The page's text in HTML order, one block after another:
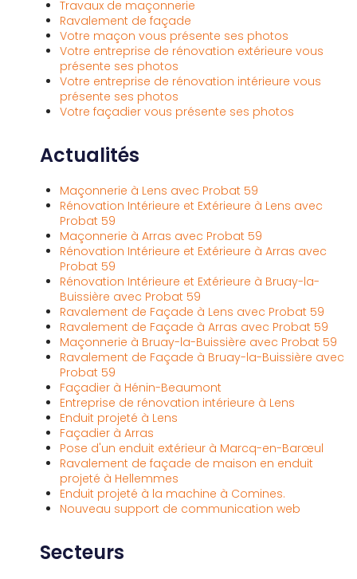
Travaux de maçonnerie
Ravalement de façade
Votre maçon vous présente ses photos
Votre entreprise de rénovation extérieure vous
présente ses photos
Votre entreprise de rénovation intérieure vous
présente ses photos
Votre façadier vous présente ses photos
Actualités
Maçonnerie à Lens avec Probat 59
Rénovation Intérieure et Extérieure à Lens avec
Probat 59
Maçonnerie à Arras avec Probat 59
Rénovation Intérieure et Extérieure à Arras avec
Probat 59
Rénovation Intérieure et Extérieure à Bruay-la-
Buissière avec Probat 59
Ravalement de Façade à Lens avec Probat 59
Ravalement de Façade à Arras avec Probat 59
Maçonnerie à Bruay-la-Buissière avec Probat 59
Ravalement de Façade à Bruay-la-Buissière avec
Probat 59
Façadier à Hénin-Beaumont
Entreprise de rénovation intérieure à Lens
Enduit projeté à Lens
Façadier à Arras
Pose d'un enduit extérieur à Marcq-en-Barœul
Ravalement de façade de maison en enduit
projeté à Hellemmes
Enduit projeté à la machine à Comines.
Nouveau support de communication web
Secteurs